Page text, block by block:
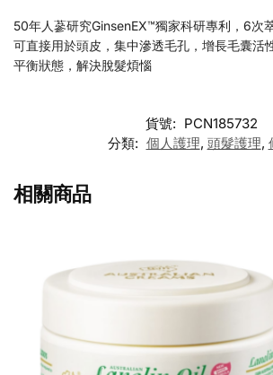
50年人蔘研究GinsenEX™獨家科研專利，6次
可直接用於頭皮，集中滲透毛孔，增長毛囊活
平衡狀態，解決脫髮煩惱
貨號: PCN185732
分類: 個人護理, 頭髮護理,
相關商品